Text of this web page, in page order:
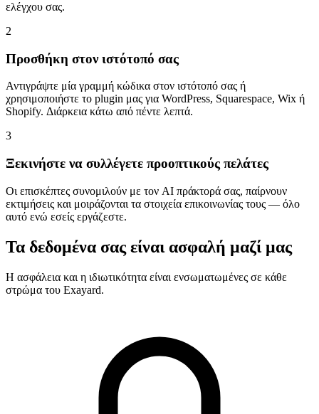
ελέγχου σας.
2
Προσθήκη στον ιστότοπό σας
Αντιγράψτε μία γραμμή κώδικα στον ιστότοπό σας ή
χρησιμοποιήστε το plugin μας για WordPress, Squarespace, Wix ή
Shopify. Διάρκεια κάτω από πέντε λεπτά.
3
Ξεκινήστε να συλλέγετε προοπτικούς πελάτες
Οι επισκέπτες συνομιλούν με τον AI πράκτορά σας, παίρνουν
εκτιμήσεις και μοιράζονται τα στοιχεία επικοινωνίας τους — όλο
αυτό ενώ εσείς εργάζεστε.
Τα δεδομένα σας είναι ασφαλή μαζί μας
Η ασφάλεια και η ιδιωτικότητα είναι ενσωματωμένες σε κάθε
στρώμα του Exayard.